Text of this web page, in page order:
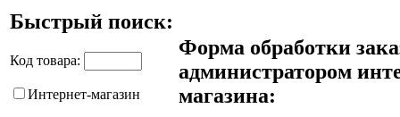
Быстрый поиск:
Код товара:
Интернет-магазин
Форма обработки
администратором
магазина: